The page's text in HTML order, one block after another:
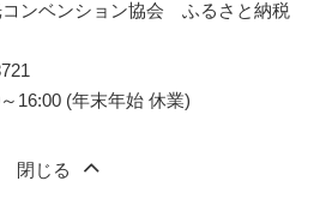
ンベンション協会 ふるさと納税
16:00 (年末年始 休業)
閉じる